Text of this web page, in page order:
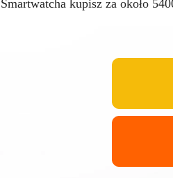
Smartwatcha kupisz za około